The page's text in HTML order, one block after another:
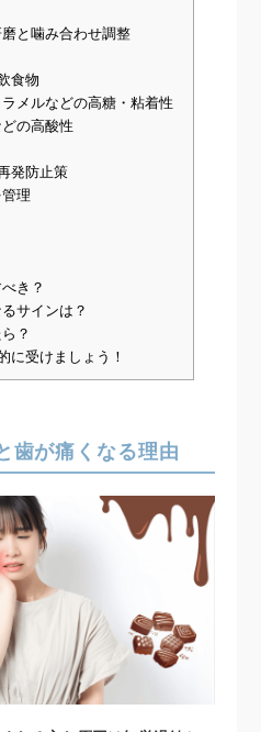
と噛み合わせ調整
食物
メルなどの高糖・粘着性
の高酸性
発防止策
理
き？
サインは？
？
に受けましょう！
歯が痛くなる理由